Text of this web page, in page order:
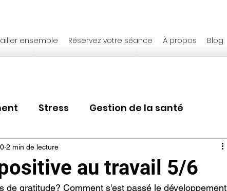
ensemble Réservez votre séance À propos Blog
Stress Gestion de la santé
organisationne
au travail 5/6
2 min de lecture
de gratitude? Comment s'est passé le développement